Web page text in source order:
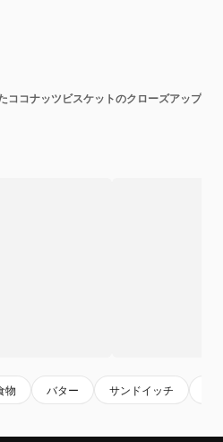
ココナッツビスケットのクローズアップ
物 バター サンドイッチ